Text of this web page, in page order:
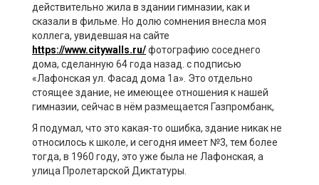
действительно жила в здании гимназии, как и
сказали в фильме. Но долю сомнения внесла моя
коллега, увидевшая на сайте
https://www.citywalls.ru/фотографию соседнего
дома, сделанную 64 года назад. с подписью
«Лафонская ул. Фасад дома 1а». Это отдельно
стоящее здание, не имеющее отношения к нашей
гимназии, сейчас в нём размещается Газпромбанк,
Я подумал, что это какая-то ошибка, здание никак не
относилось к школе, и сегодня имеет №3, тем более
тогда, в 1960 году, это уже была не Лафонская, а
улица Пролетарской Диктатуры.